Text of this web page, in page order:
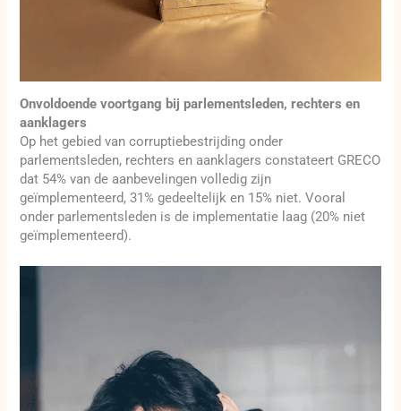
Onvoldoende voortgang bij parlementsleden, rechters en
aanklagers
Op het gebied van corruptiebestrijding onder
parlementsleden, rechters en aanklagers constateert GRECO
dat 54% van de aanbevelingen volledig zijn
geïmplementeerd, 31% gedeeltelijk en 15% niet. Vooral
onder parlementsleden is de implementatie laag (20% niet
geïmplementeerd).